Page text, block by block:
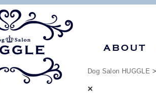
Dog Salon HUGGLE >
×